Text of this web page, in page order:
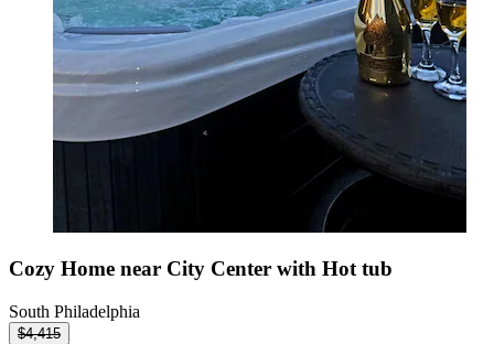
Cozy Home near City Center with Hot tub
South Philadelphia
$4,415